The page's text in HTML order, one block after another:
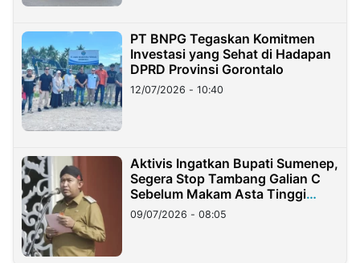
PT BNPG Tegaskan Komitmen
Investasi yang Sehat di Hadapan
DPRD Provinsi Gorontalo
12/07/2026 - 10:40
Aktivis Ingatkan Bupati Sumenep,
Segera Stop Tambang Galian C
Sebelum Makam Asta Tinggi
Longsor
09/07/2026 - 08:05